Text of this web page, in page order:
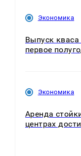
Экономика
Выпуск
первое
Экономика
Аренда
центрах